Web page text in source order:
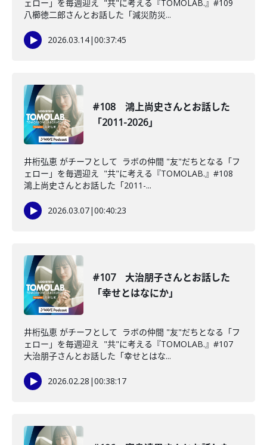
ェロー」を毎週迎え "共"に考える『TOMOLAB.』#109
八櫛徳二郎さんとお話した「減災防災...
2026.03.14|00:37:45
#108 鴻上尚史さんとお話した
「2011-2026」
井桁弘恵 がチーフとして ラボの仲間 "友"だちとなる「フ
ェロー」を毎週迎え "共"に考える『TOMOLAB.』#108
鴻上尚史さんとお話した「2011-...
2026.03.07|00:40:23
#107 大治朋子さんとお話した
「幸せとはなにか」
井桁弘恵 がチーフとして ラボの仲間 "友"だちとなる「フ
ェロー」を毎週迎え "共"に考える『TOMOLAB.』#107
大治朋子さんとお話した「幸せとはな...
2026.02.28 |00:38:17